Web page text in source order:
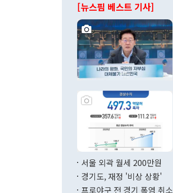
[뉴스핌 베스트 기사]
서울 외곽 월세 200만원
경기도, 재정 '비상 상황'
프로야구 전 경기 폭염 취소